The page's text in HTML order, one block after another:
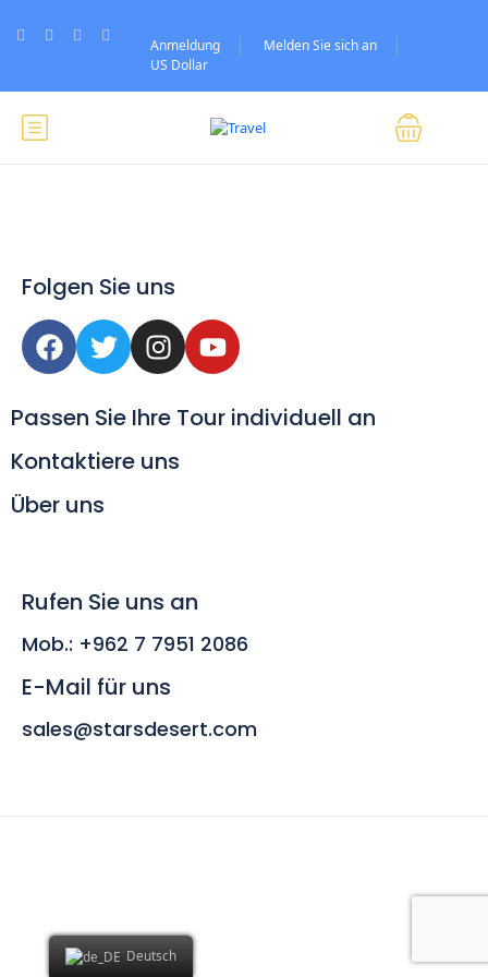
Anmeldung
Melden Sie sich an
US Dollar
Folgen Sie uns
Passen Sie Ihre Tour individuell an
Kontaktiere uns
Über uns
Rufen Sie uns an
Mob.: +962 7 7951 2086
E-Mail für uns
sales@starsdesert.com
Deutsch